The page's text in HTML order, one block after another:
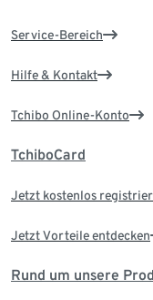
Service-Bereich
Hilfe & Kontakt
Tchibo Online-Konto
TchiboCard
Jetzt kostenlos
Jetzt Vorteile entdecken
Rund um unsere